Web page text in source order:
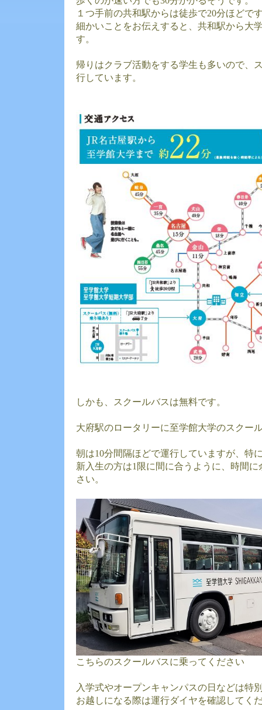
１つ手前の共和駅からは徒歩で20分ほどで
細かいことをお伝えすると、共和駅から大
す。
帰りはクラブ活動をする学生も多いので、
行しています。
しかも、スクールバスは無料です。
大府駅のロータリーに至学館大学のスクー
朝は10分間隔ほどで運行していますが、特
新入生の方は1限に間に合うように、時間
さい。
こちらのスクールバスに乗ってください
入学式やオープンキャンパスの日などは特
お越しになる際は運行ダイヤを確認してく